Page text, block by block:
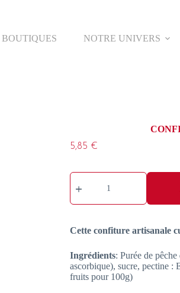
BOUTIQUES NOTRE UNIVERS
5,85 €
quantité
de
DE
DE
VIGNE,
Cette confiture artisanale
Ingrédients: Purée de
ascorbique), sucre, pectine :
fruits pour 100g)